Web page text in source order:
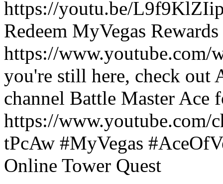
https://youtu.be/
Redeem MyVegas
https://www.youtube.com/
you're still here, check out
channel Battle Master Ace
https://www.youtube.com/
tPcAw #MyVegas
Online Tower Quest